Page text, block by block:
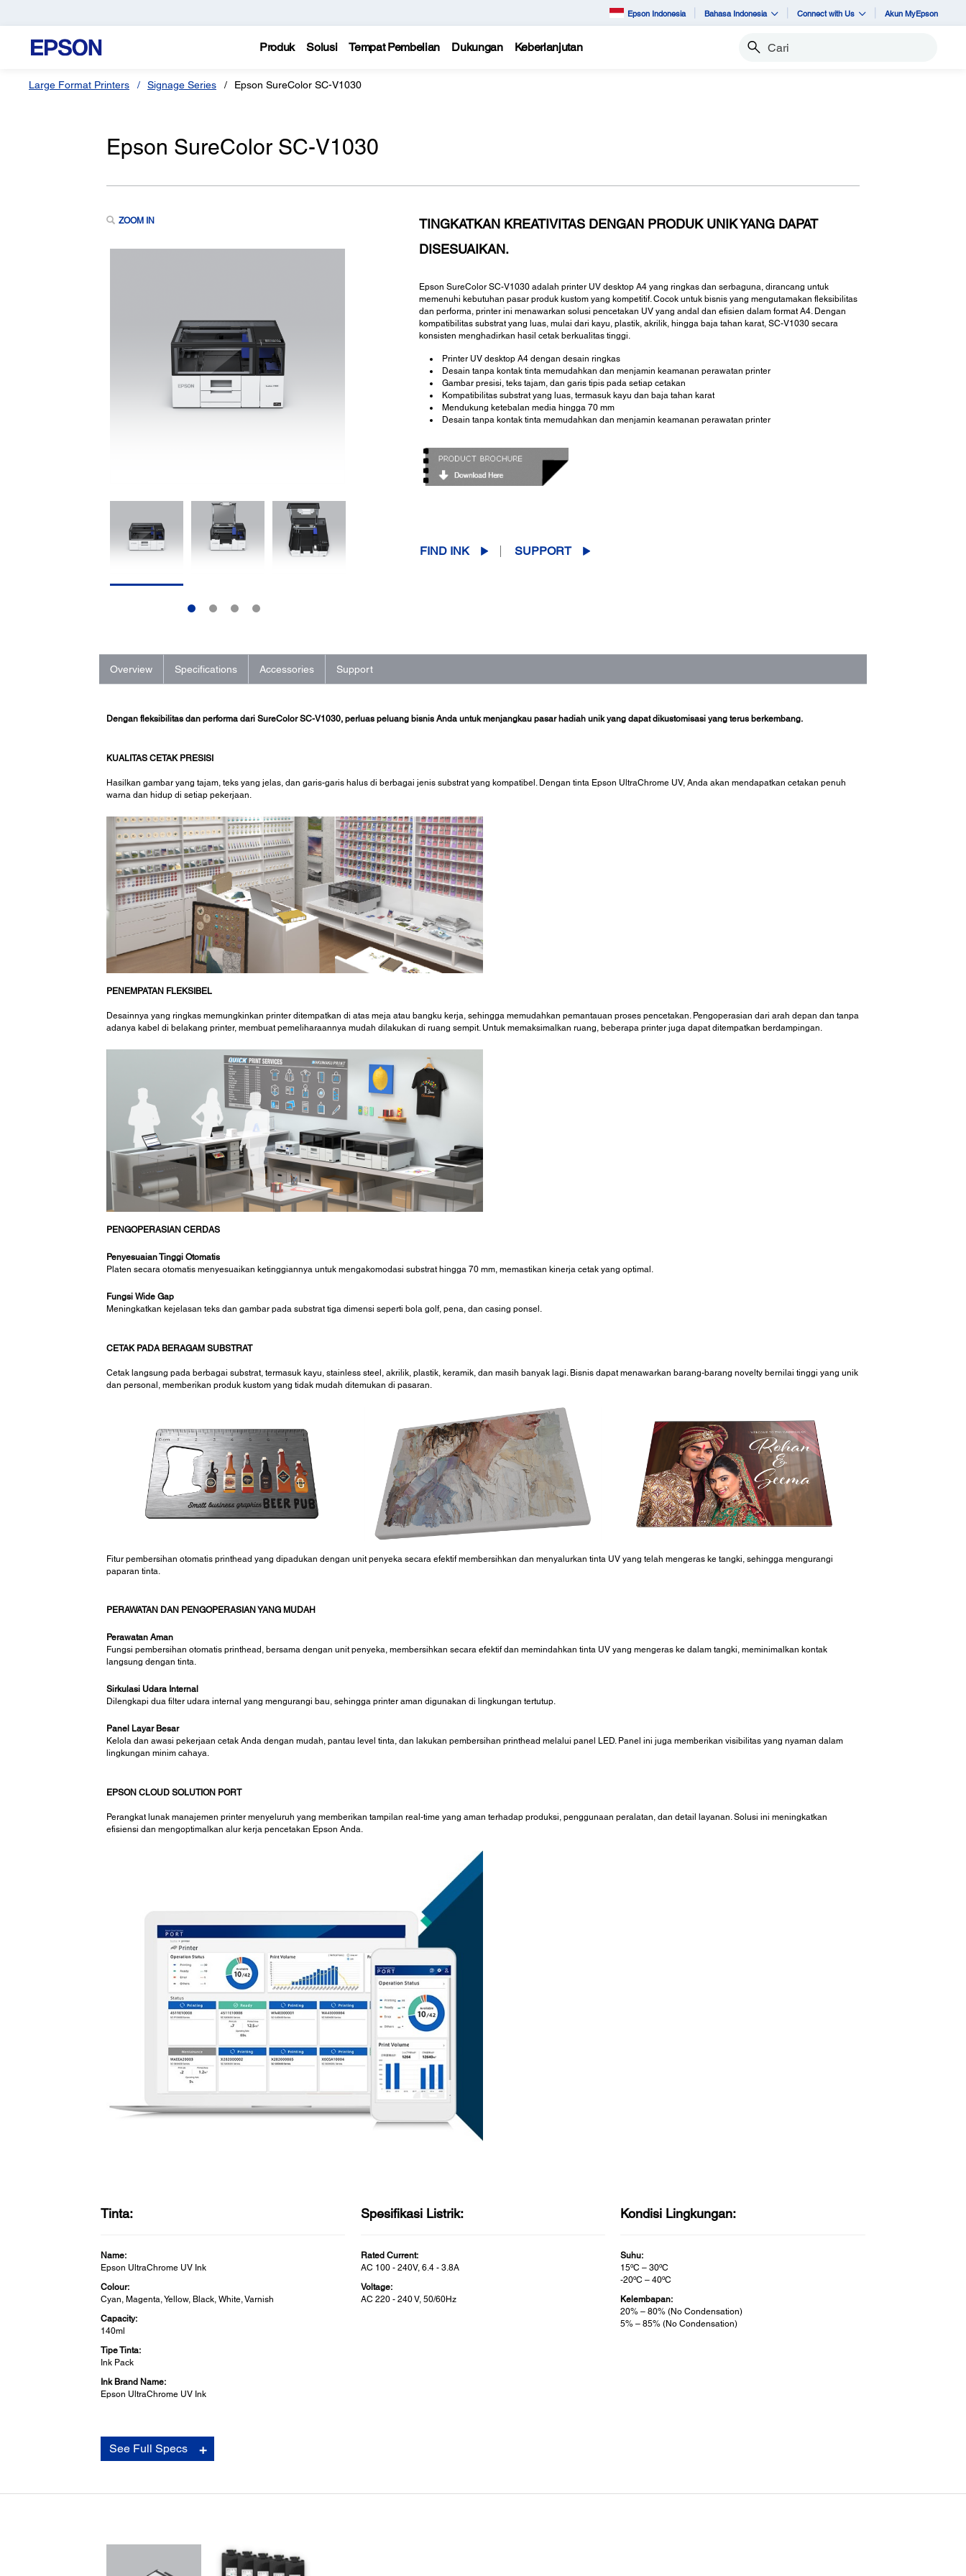
Epson Indonesia Bahasa Indonesia Connect with Us Akun MyEpson
Produk Solusi Tempat Pembelian Dukungan Keberlanjutan Cari
Large Format Printers Signage Series Epson SureColor SC-V1030
Epson SureColor SC-V1030
ZOOM IN
TINGKATKAN KREATIVITAS DENGAN PRODUK UNIK YANG DAPAT
DISESUAIKAN.
Epson SureColor SC-V1030 adalah printer UV desktop A4 yang ringkas dan serbaguna, dirancang untuk
memenuhi kebutuhan pasar produk kustom yang kompetitif. Cocok untuk bisnis yang mengutamakan fleksibilitas
dan performa, printer ini menawarkan solusi pencetakan UV yang andal dan efisien dalam format A4. Dengan
kompatibilitas substrat yang luas, mulai dari kayu, plastik, akrilik, hingga baja tahan karat, SC-V1030 secara
konsisten menghadirkan hasil cetak berkualitas tinggi.
Printer UV desktop A4 dengan desain ringkas
Desain tanpa kontak tinta memudahkan dan menjamin keamanan perawatan printer
Gambar presisi, teks tajam, dan garis tipis pada setiap cetakan
Kompatibilitas substrat yang luas, termasuk kayu dan baja tahan karat
Mendukung ketebalan media hingga 70 mm
Desain tanpa kontak tinta memudahkan dan menjamin keamanan perawatan printer
FIND INK SUPPORT
Overview Specifications Accessories Support
Dengan fleksibilitas dan performa dari SureColor SC-V1030, perluas peluang bisnis Anda untuk menjangkau pasar hadiah unik yang dapat dikustomisasi yang terus berkembang.
KUALITAS CETAK PRESISI
Hasilkan gambar yang tajam, teks yang jelas, dan garis-garis halus di berbagai jenis substrat yang kompatibel. Dengan tinta Epson UltraChrome UV, Anda akan mendapatkan cetakan penuh
warna dan hidup di setiap pekerjaan.
PENEMPATAN FLEKSIBEL
Desainnya yang ringkas memungkinkan printer ditempatkan di atas meja atau bangku kerja, sehingga memudahkan pemantauan proses pencetakan. Pengoperasian dari arah depan dan tanpa
adanya kabel di belakang printer, membuat pemeliharaannya mudah dilakukan di ruang sempit. Untuk memaksimalkan ruang, beberapa printer juga dapat ditempatkan berdampingan.
PENGOPERASIAN CERDAS
Penyesuaian Tinggi Otomatis
Platen secara otomatis menyesuaikan ketinggiannya untuk mengakomodasi substrat hingga 70 mm, memastikan kinerja cetak yang optimal.
Fungsi Wide Gap
Meningkatkan kejelasan teks dan gambar pada substrat tiga dimensi seperti bola golf, pena, dan casing ponsel.
CETAK PADA BERAGAM SUBSTRAT
Cetak langsung pada berbagai substrat, termasuk kayu, stainless steel, akrilik, plastik, keramik, dan masih banyak lagi. Bisnis dapat menawarkan barang-barang novelty bernilai tinggi yang unik
dan personal, memberikan produk kustom yang tidak mudah ditemukan di pasaran.
Fitur pembersihan otomatis printhead yang dipadukan dengan unit penyeka secara efektif membersihkan dan menyalurkan tinta UV yang telah mengeras ke tangki, sehingga mengurangi
paparan tinta.
PERAWATAN DAN PENGOPERASIAN YANG MUDAH
Perawatan Aman
Fungsi pembersihan otomatis printhead, bersama dengan unit penyeka, membersihkan secara efektif dan memindahkan tinta UV yang mengeras ke dalam tangki, meminimalkan kontak
langsung dengan tinta.
Sirkulasi Udara Internal
Dilengkapi dua filter udara internal yang mengurangi bau, sehingga printer aman digunakan di lingkungan tertutup.
Panel Layar Besar
Kelola dan awasi pekerjaan cetak Anda dengan mudah, pantau level tinta, dan lakukan pembersihan printhead melalui panel LED. Panel ini juga memberikan visibilitas yang nyaman dalam
lingkungan minim cahaya.
EPSON CLOUD SOLUTION PORT
Perangkat lunak manajemen printer menyeluruh yang memberikan tampilan real-time yang aman terhadap produksi, penggunaan peralatan, dan detail layanan. Solusi ini meningkatkan
efisiensi dan mengoptimalkan alur kerja pencetakan Epson Anda.
Tinta:
Name:
Epson UltraChrome UV Ink
Colour:
Cyan, Magenta, Yellow, Black, White, Varnish
Capacity:
140ml
Tipe Tinta:
Ink Pack
Ink Brand Name:
Epson UltraChrome UV Ink
Spesifikasi Listrik:
Rated Current:
AC 100 - 240V, 6.4 - 3.8A
Voltage:
AC 220 - 240 V, 50/60Hz
Kondisi Lingkungan:
Suhu:
15ºC – 30ºC
-20ºC – 40ºC
Kelembapan:
20% – 80% (No Condensation)
5% – 85% (No Condensation)
Teknologi Cetak:
1,440 x 1,440 dpi
See Full Specs